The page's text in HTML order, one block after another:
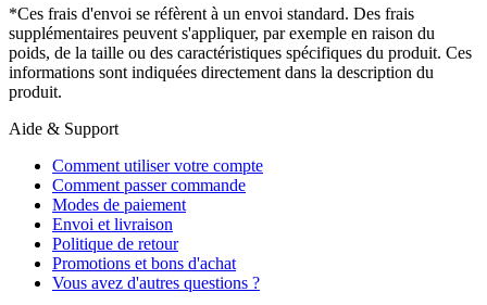
*Ces frais d'envoi se réfèrent à un envoi standard. Des frais
supplémentaires peuvent s'appliquer, par exemple en raison du
poids, de la taille ou des caractéristiques spécifiques du produit. Ces
informations sont indiquées directement dans la description du
produit.
Aide & Support
Comment utiliser votre compte
Comment passer commande
Modes de paiement
Envoi et livraison
Politique de retour
Promotions et bons d'achat
Vous avez d'autres questions ?